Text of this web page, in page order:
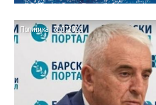
Политика 30.07.2026.